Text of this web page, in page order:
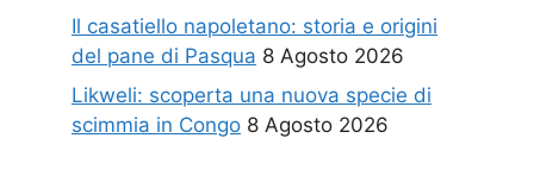
Il casatiello napoletano: storia e origini
del pane di Pasqua 8 Agosto 2026
Likweli: scoperta una nuova specie di
scimmia in Congo 8 Agosto 2026